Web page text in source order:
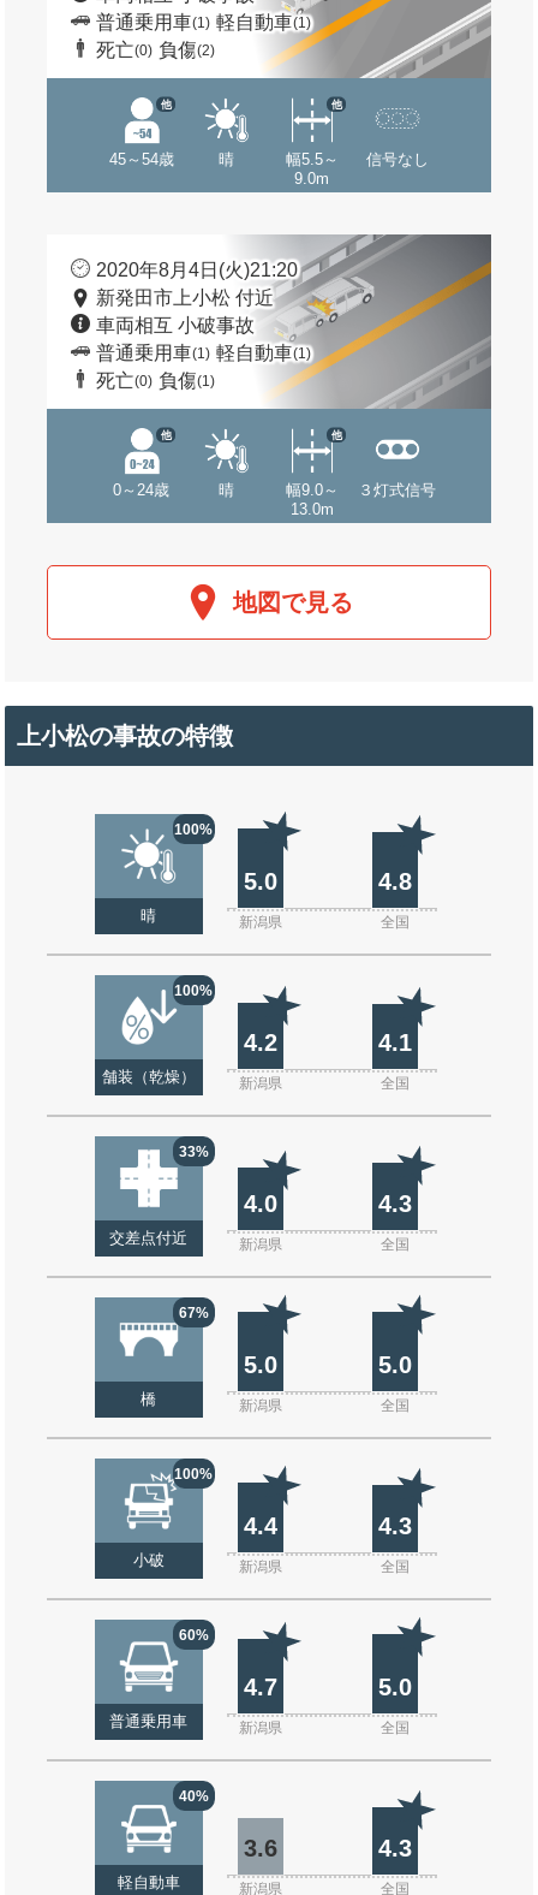
普通乗用車(1) 軽自動車(1)
死亡(0) 負傷(2)
45～54歳
他
晴
幅5.5～
9.0m
他
信号なし
2020年8月4日(火)21:20
新発田市上小松 付近
車両相互 小破事故
普通乗用車(1) 軽自動車(1)
死亡(0) 負傷(1)
0～24歳
他
晴
幅9.0～
13.0m
他
３灯式信号
地図で見る
上小松の事故の特徴
100%
晴
5.0 4.8
新潟県 全国
100%
舗装（乾燥）
4.2 4.1
新潟県 全国
33%
交差点付近
4.0 4.3
新潟県 全国
67%
橋
5.0 5.0
新潟県 全国
100%
小破
4.4 4.3
新潟県 全国
60%
普通乗用車
4.7 5.0
新潟県 全国
40%
軽自動車
3.6 4.3
新潟県 全国